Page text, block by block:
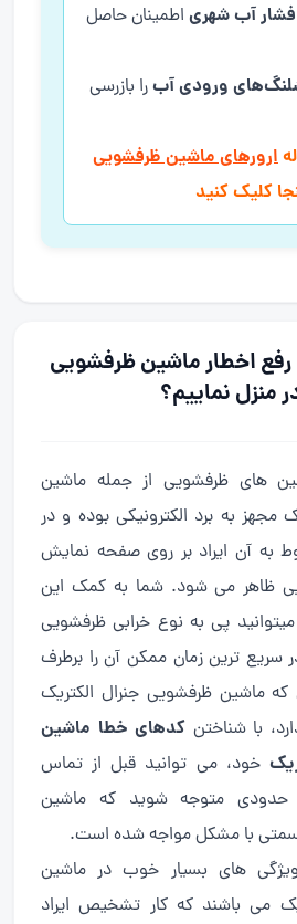
فشار آب شهری اطمینان حاصل
ورودی آبرا بازرسی
ارورهای ماشین ظرفشویی
کلیک کنید
رفع اخطار ماشین ظرفشویی
منزل نماییم؟
های ظرفشویی از جمله ماشین
مجهز به برد الکترونیکی بوده و در
به آن ایراد بر روی صفحه نمایش
ظاهر می شود. شما به کمک این
پی به نوع خرابی ظرفشویی
سریع ترین زمان ممکن آن را برطرف
که ماشین ظرفشویی جنرال الکتریک
با شناختن کدهای خطا ماشین
خود، می توانید قبل از تماس
حدودی متوجه شوید که ماشین
با مشکل مواجه شده است.
های بسیار خوب در ماشین
می باشند که کار تشخیص ایراد